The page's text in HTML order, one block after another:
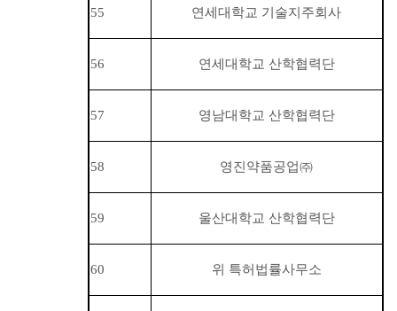
55 연세대학교 기술지주회사
56 연세대학교 산학협력단
57 영남대학교 산학협력단
58 영진약품공업㈜
59 울산대학교 산학협력단
60 위 특허법률사무소